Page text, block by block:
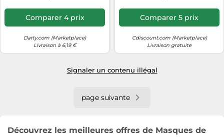
Comparer 4 prix
Darty.com (Marketplace)
Livraison à 6,19 €
Comparer 5 prix
Cdiscount.com (Marketplace)
Livraison gratuite
Signaler un contenu illégal
page suivante
Découvrez les meilleures offres de Masques de